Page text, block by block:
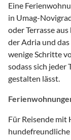
Eine
in Umag-
oder Terrasse
der Adria und
wenige Schritte
sodass sich jeder
gestalten lässt.
Für Reisende mit